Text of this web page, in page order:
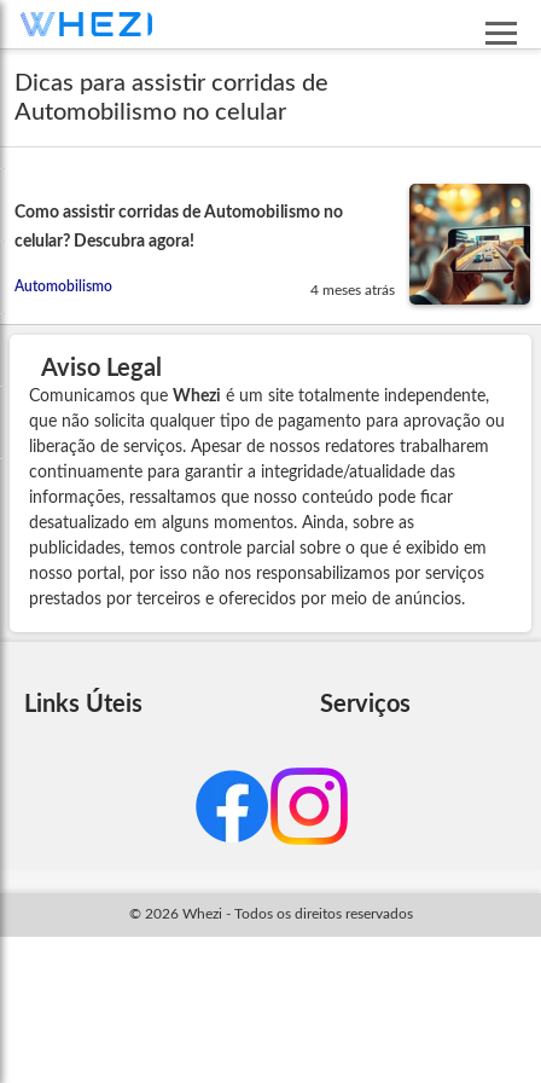
Dicas para assistir corridas de
Automobilismo no celular
Como assistir corridas de Automobilismo no
celular? Descubra agora!
Automobilismo 4 meses atrás
Aviso Legal
Comunicamos que Whezi é um site totalmente independente,
que não solicita qualquer tipo de pagamento para aprovação ou
liberação de serviços. Apesar de nossos redatores trabalharem
continuamente para garantir a integridade/atualidade das
informações, ressaltamos que nosso conteúdo pode ficar
desatualizado em alguns momentos. Ainda, sobre as
publicidades, temos controle parcial sobre o que é exibido em
nosso portal, por isso não nos responsabilizamos por serviços
prestados por terceiros e oferecidos por meio de anúncios.
Links Úteis Serviços
© 2026 Whezi - Todos os direitos reservados